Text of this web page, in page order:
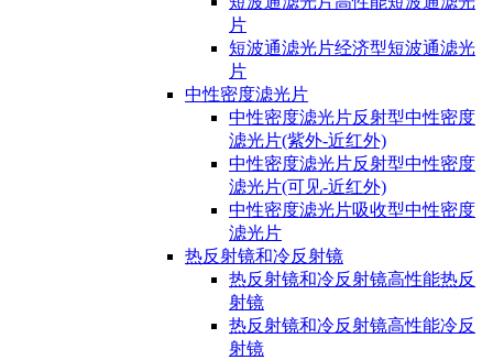
片
短波通滤光片经济型短波通滤光
片
中性密度滤光片
中性密度滤光片反射型中性密度
滤光片(紫外-近红外)
中性密度滤光片反射型中性密度
滤光片(可见-近红外)
中性密度滤光片吸收型中性密度
滤光片
热反射镜和冷反射镜
热反射镜和冷反射镜高性能热反
射镜
热反射镜和冷反射镜高性能冷反
射镜